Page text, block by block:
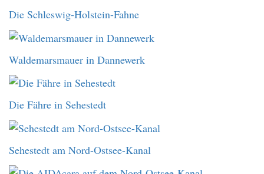
Die Schleswig-Holstein-Fahne
Waldemarsmauer in Dannewerk
Die Fähre in Sehestedt
Sehestedt am Nord-Ostsee-Kanal